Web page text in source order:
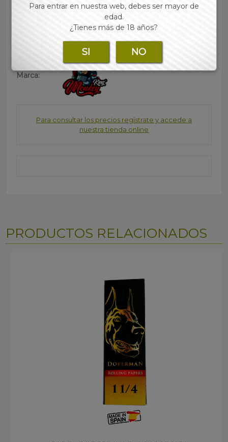
• Las mejores marcas de papel, tubos, filtros y
accesorios para tu estanco lo encontraras en nuestra
Marca:
Para consultar los precios regístrate y accede a
nuestra tienda online
PRODUCTOS RELACIONADOS
Para entrar en nuestra web, debes ser mayor de
edad.
¿Tienes más de 18 años?
SI NO